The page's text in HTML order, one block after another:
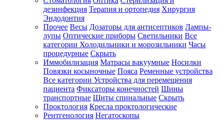
дезинфекция Терапия и ортопедия Хирургия
Эндодонтия
Прочее Весы Дозаторы для антисептиков Лампы-
лупы Оптические приборы Светильники Все
категории Холодильники и морозильники Часы
процедурные Скрыть
Иммобилизация Матрасы вакуумные Носилки
Повязки косыночные Пояса Ременные устройства
Все категории Устройства для перемещения
пациента Фиксаторы конечностей Шины
транспортные Щиты спинальные Скрыть
Проктология Кресла проктологические
Рентгенология Негатоскопы